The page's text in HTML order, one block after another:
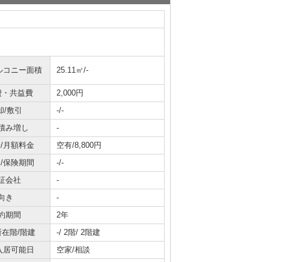
コニー面積 25.11㎡/-
共益費
2,000円
/敷引
-/-
み増し
-
月額料金
空有/8,800円
保険期間
-/-
会社
-
き
-
期間
2年
階/階建
-/ 2階/ 2階建
居可能日
空家/相談